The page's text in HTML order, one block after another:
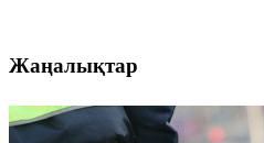
Жаңалықтар